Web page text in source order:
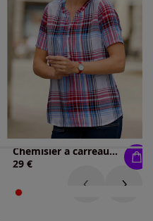
Chemisier à carreaux pure viscose
29 €